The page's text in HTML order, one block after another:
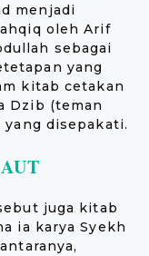
menjadi
oleh Arif
sebagai
yang
kitab cetakan
Dzib (teman
disepakati.
juga kitab
ia karya Syekh